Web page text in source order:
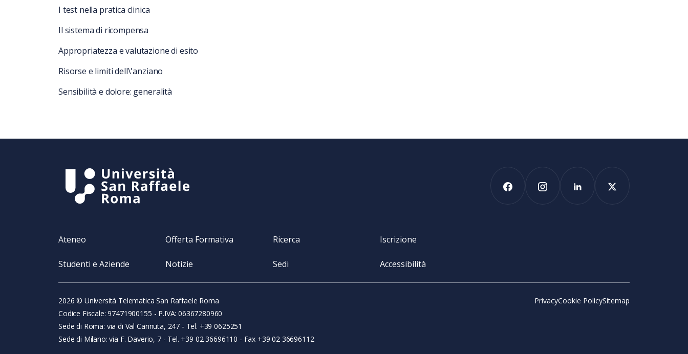
I test nella pratica clinica
Il sistema di ricompensa
Appropriatezza e valutazione di esito
Risorse e limiti dell\'anziano
Sensibilità e dolore: generalità
Ateneo Offerta Formativa Ricerca Iscrizione
Studenti e Aziende Notizie Sedi Accessibilità
2026 © Università Telematica San Raffaele Roma
Codice Fiscale: 97471900155 - P.IVA: 06367280960
Sede di Roma: via di Val Cannuta, 247 - Tel. +39 0625251
Sede di Milano: via F. Daverio, 7 - Tel. +39 02 36696110 - Fax +39 02 36696112
PrivacyCookie PolicySitemap